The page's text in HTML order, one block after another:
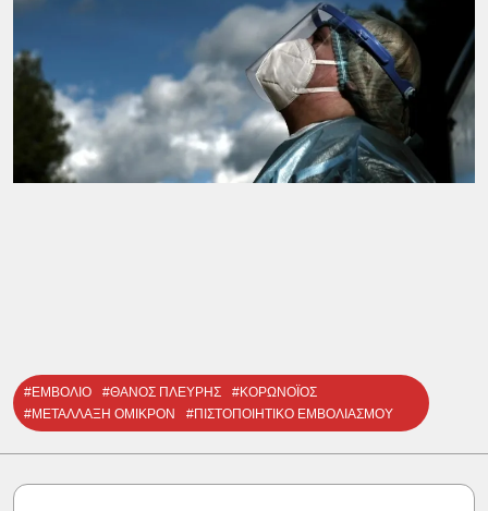
#ΕΜΒΟΛΙΟ #ΘΑΝΟΣ ΠΛΕΥΡΗΣ
#ΚΟΡΩΝΟΪΟΣ
#ΜΕΤΑΛΛΑΞΗ ΟΜΙΚΡΟΝ
#ΠΙΣΤΟΠΟΙΗΤΙΚΟ ΕΜΒΟΛΙΑΣΜΟΥ